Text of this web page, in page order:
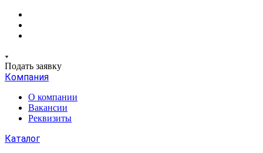
Подать заявку
Компания
О компании
Вакансии
Реквизиты
Каталог